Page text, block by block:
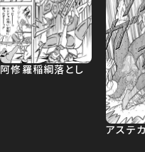
阿修羅稲綱落とし
アステ